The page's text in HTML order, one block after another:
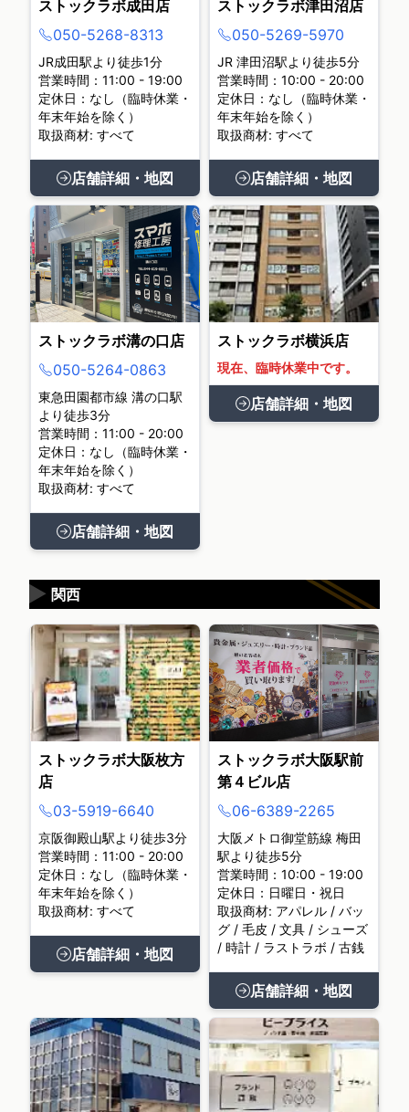
ストックラボ成田店
050-5268-8313
JR成田駅より徒歩1分
営業時間：11:00 - 19:00
定休日：なし（臨時休業・
年末年始を除く）
取扱商材: すべて
店舗詳細・地図
ストックラボ津田沼店
050-5269-5970
JR 津田沼駅より徒歩5分
営業時間：10:00 - 20:00
定休日：なし（臨時休業・
年末年始を除く）
取扱商材: すべて
店舗詳細・地図
ストックラボ溝の口店
050-5264-0863
東急田園都市線 溝の口駅
より徒歩3分
営業時間：11:00 - 20:00
定休日：なし（臨時休業・
年末年始を除く）
取扱商材: すべて
店舗詳細・地図
ストックラボ横浜店
現在、臨時休業中です。
店舗詳細・地図
関西
▶
ストックラボ大阪枚方
店
03-5919-6640
京阪御殿山駅より徒歩3分
営業時間：11:00 - 20:00
定休日：なし（臨時休業・
年末年始を除く）
取扱商材: すべて
店舗詳細・地図
ストックラボ大阪駅前
第４ビル店
06-6389-2265
大阪メトロ御堂筋線 梅田
駅より徒歩5分
営業時間：10:00 - 19:00
定休日：日曜日・祝日
取扱商材: アパレル / バッ
グ / 毛皮 / 文具 / シューズ
/ 時計 / ラストラボ / 古銭
店舗詳細・地図